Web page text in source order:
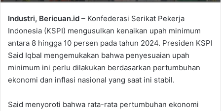
Industri, Bericuan.id – Konfederasi Serikat Pekerja
Indonesia (KSPI) mengusulkan kenaikan upah minimum
antara 8 hingga 10 persen pada tahun 2024. Presiden KSPI
Said Iqbal mengemukakan bahwa penyesuaian upah
minimum ini perlu dilakukan berdasarkan pertumbuhan
ekonomi dan inflasi nasional yang saat ini stabil.
Said menyoroti bahwa rata-rata pertumbuhan ekonomi